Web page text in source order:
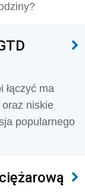
łączyć ma
niskie
popularnego